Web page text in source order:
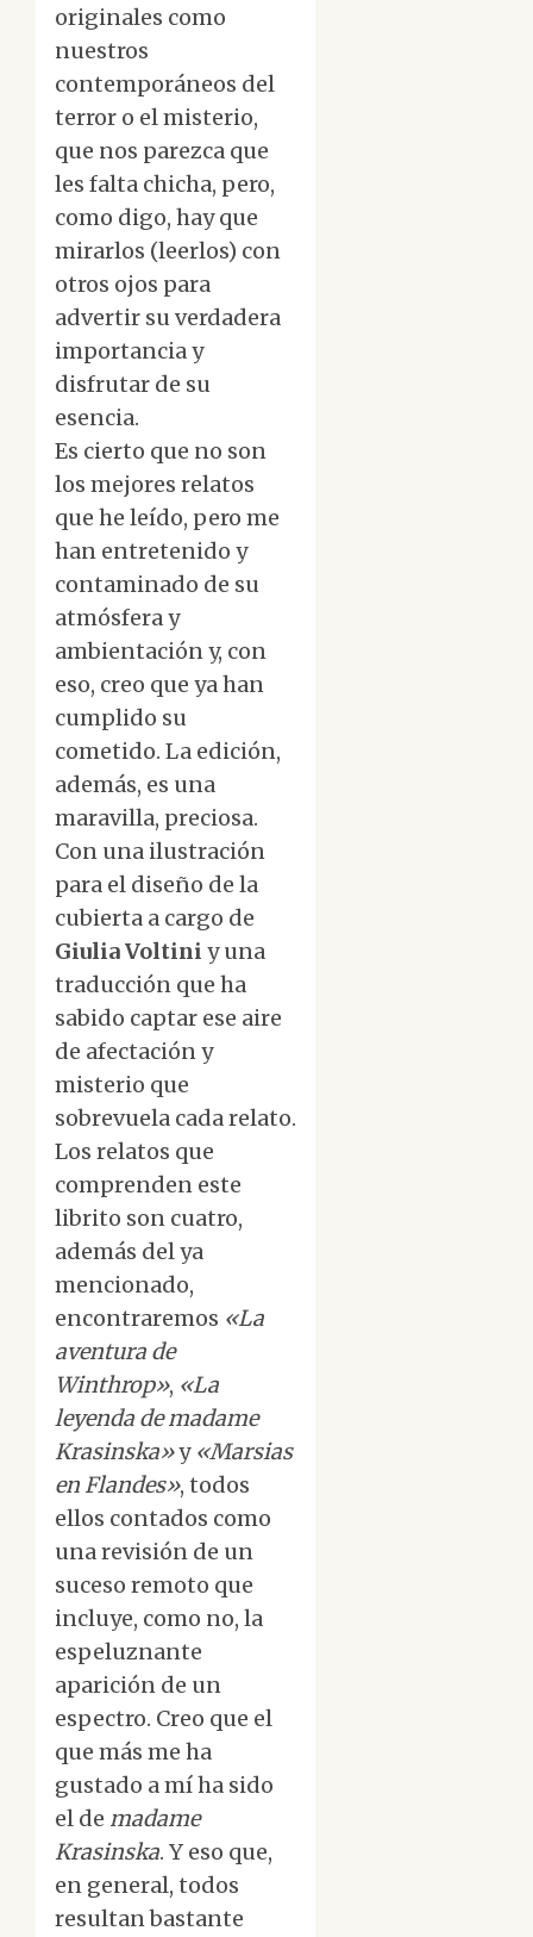
originales como
nuestros
contemporáneos del
terror o el misterio,
que nos parezca que
les falta chicha, pero,
como digo, hay que
mirarlos (leerlos) con
otros ojos para
advertir su verdadera
importancia y
disfrutar de su
esencia.
Es cierto que no son
los mejores relatos
que he leído, pero me
han entretenido y
contaminado de su
atmósfera y
ambientación y, con
eso, creo que ya han
cumplido su
cometido. La edición,
además, es una
maravilla, preciosa.
Con una ilustración
para el diseño de la
cubierta a cargo de
Giulia Voltini y una
traducción que ha
sabido captar ese aire
de afectación y
misterio que
sobrevuela cada relato.
Los relatos que
comprenden este
librito son cuatro,
además del ya
mencionado,
encontraremos «La
aventura de
Winthrop», «La
leyenda de madame
Krasinska»y «Marsias
en Flandes», todos
ellos contados como
una revisión de un
suceso remoto que
incluye, como no, la
espeluznante
aparición de un
espectro. Creo que el
que más me ha
gustado a mí ha sido
el de madame
Krasinska. Y eso que,
en general, todos
resultan bastante